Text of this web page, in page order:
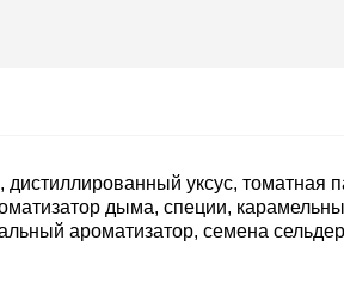
уксус, томатная
дыма, специи,
ароматизатор, семена